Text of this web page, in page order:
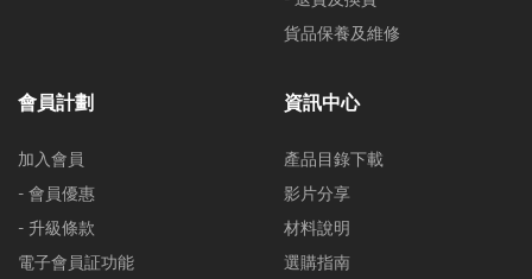
貨品保養及維修
會員計劃
加入會員
- 會員優惠
- 升級條款
電子會員証功能
資訊中心
產品目錄下載
影片分享
材料說明
選購指南